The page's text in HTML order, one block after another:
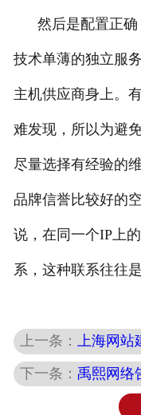
然后是配置正确
技术单薄的独立服
主机供应商身上。
难发现，所以为避
尽量选择有经验的
品牌信誉比较好的
说，在同一个IP上
系，这种联系往往
上一条：上海网站
下一条： 禹熙网络告